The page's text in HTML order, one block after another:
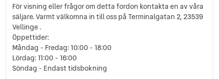
Regnsensor
Servostyrning
Sidoairbags
Sidokrockgardiner
Startspärr
Svensksåld
Sätesvärme (fram)
För visning eller frågor om detta fordon kontakta en av våra
säljare. Varmt välkomna in till oss på Terminalgatan 2, 23539
Vellinge .
Öppettider:
Måndag - Fredag: 10:00 - 18:00
Lördag: 11:00 - 16:00
Söndag - Endast tidsbokning